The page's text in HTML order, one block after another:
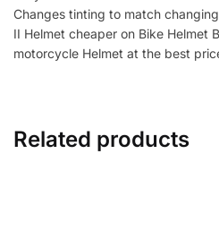
Changes tinting to match
II Helmet cheaper on Bike Helmet
motorcycle Helmet at the best
Related products